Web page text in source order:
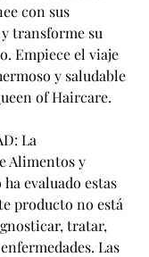
con sus
transforme su
Empiece el viaje
y saludable
of Haircare.
La
Alimentos y
evaluado estas
producto no está
tratar,
Las